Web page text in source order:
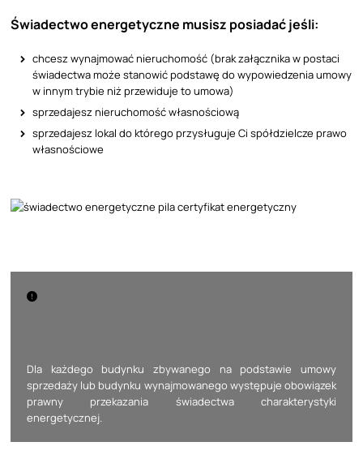
Świadectwo energetyczne musisz posiadać jeśli:
chcesz wynajmować nieruchomość (brak załącznika w postaci
świadectwa może stanowić podstawę do wypowiedzenia umowy
w innym trybie niż przewiduje to umowa)
sprzedajesz nieruchomość własnościową
sprzedajesz lokal do którego przysługuje Ci spółdzielcze prawo
własnościowe
Dla każdego budynku zbywanego na podstawie umowy
sprzedaży lub budynku wynajmowanego występuje obowiązek
prawny przekazania świadectwa charakterystyki
energetycznej.